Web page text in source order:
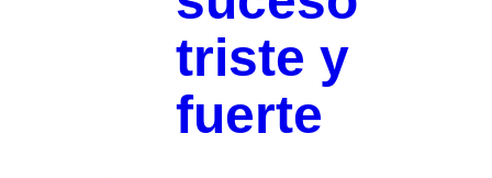
triste y
fuerte